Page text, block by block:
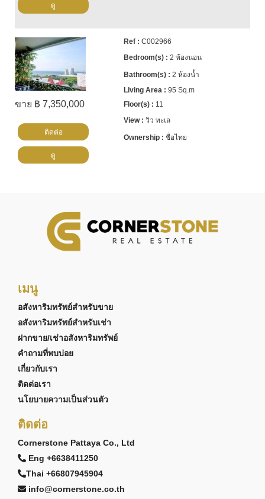
ดู
ขาย ฿ 7,350,000
C002966
2 ห้องนอน
2 ห้องน้ำ
95 Sq.m
11
วิว ทะเล
ชื่อไทย
ติดต่อ
ดู
เมนู
อสังหาริมทรัพย์สำหรับขาย
อสังหาริมทรัพย์สำหรับเช่า
ฝากขาย/เช่าอสังหาริมทรัพย์
คำถามที่พบบ่อย
เกี่ยวกับเรา
ติดต่อเรา
นโยบายความเป็นส่วนตัว
ติดต่อ
Cornerstone Pattaya Co., Ltd
Eng +6638411250
Thai +66807945904
info@cornerstone.co.th